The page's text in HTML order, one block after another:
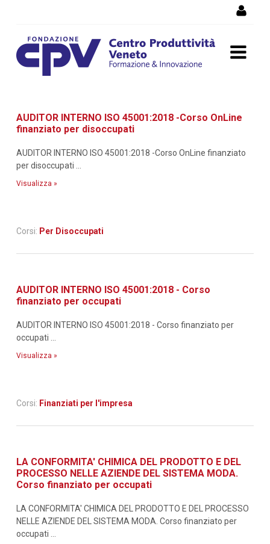
formazione
AUDITOR INTERNO ISO 45001:2018 -Corso OnLine
finanziato per disoccupati
AUDITOR INTERNO ISO 45001:2018 -Corso OnLine finanziato
per disoccupati ...
Visualizza »
Corsi: Per Disoccupati
AUDITOR INTERNO ISO 45001:2018 - Corso
finanziato per occupati
AUDITOR INTERNO ISO 45001:2018 - Corso finanziato per
occupati ...
Visualizza »
Corsi: Finanziati per l'impresa
LA CONFORMITA' CHIMICA DEL PRODOTTO E DEL
PROCESSO NELLE AZIENDE DEL SISTEMA MODA.
Corso finanziato per occupati
LA CONFORMITA' CHIMICA DEL PRODOTTO E DEL PROCESSO
NELLE AZIENDE DEL SISTEMA MODA. Corso finanziato per
occupati ...